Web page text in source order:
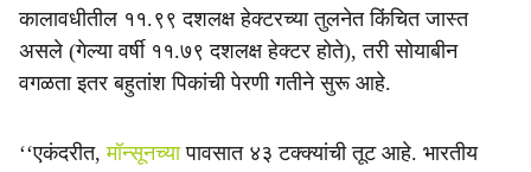
कालावधीतील ११.९९ दशलक्ष हेक्टरच्या तुलनेत किंचित जास्त
असले (गेल्या वर्षी ११.७९ दशलक्ष हेक्टर होते), तरी सोयाबीन
वगळता इतर बहुतांश पिकांची पेरणी गतीने सुरू आहे.
‘‘एकंदरीत,मॉन्सूनच्यापावसात ४३ टक्क्यांची तूट आहे. भारतीय